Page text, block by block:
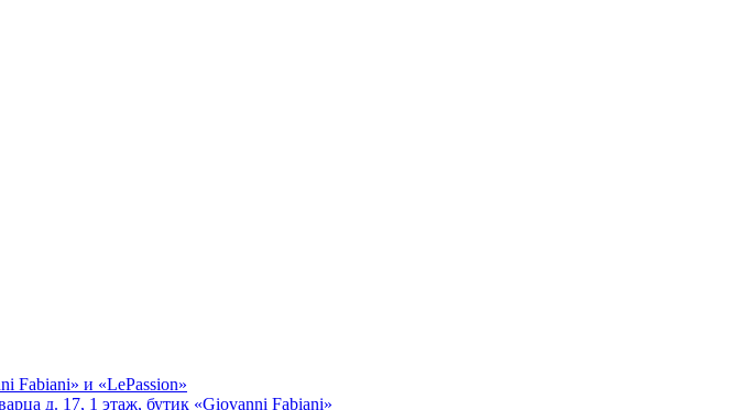
Fabiani» и «LePassion»
д. 17, 1 этаж, бутик «Giovanni Fabiani»